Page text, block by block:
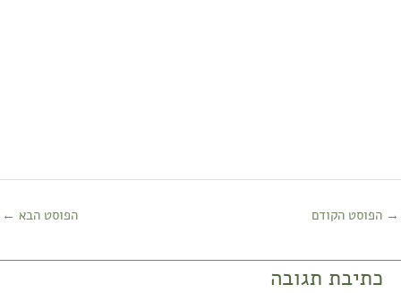
→ הפוסט הקודם הפוסט הבא ←
כתיבת תגובה